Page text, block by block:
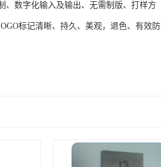
、数字化输入及输出、无需制版、打样方
标记清晰、持久、美观，退色、有效防